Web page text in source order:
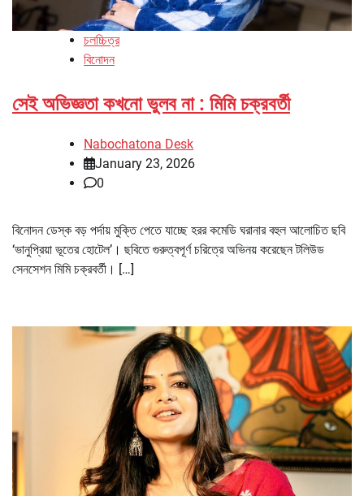
চলচ্চিত্র
বিনোদন
সেই অভিজ্ঞতা কখনো ভুলব না : মিমি চক্রবর্তী
Nabochatona Desk
January 23, 2026
0
বিনোদন ডেস্ক বড় পর্দায় মুক্তি পেতে যাচ্ছে হরর কমেডি ঘরানার বহুল আলোচিত ছবি
‘ভানুপ্রিয়া ভূতের হোটেল’। ছবিতে গুরুত্বপূর্ণ চরিত্রে অভিনয় করেছেন টলিউড
সেনসেশন মিমি চক্রবর্তী। […]